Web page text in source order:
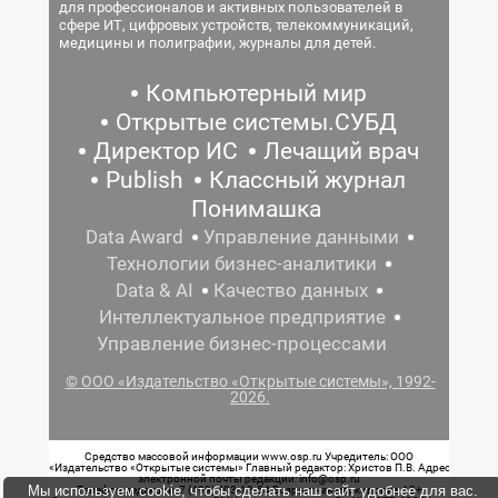
для профессионалов и активных пользователей в
сфере ИТ, цифровых устройств, телекоммуникаций,
медицины и полиграфии, журналы для детей.
Компьютерный мир
Открытые системы.СУБД
Директор ИС
Лечащий врач
Publish
Классный журнал
Понимашка
Data Award
Управление данными
Технологии бизнес-аналитики
Data & AI
Качество данных
Интеллектуальное предприятие
Управление бизнес-процессами
© ООО «Издательство «Открытые системы», 1992-
2026.
Средство массовой информации www.osp.ru Учредитель: ООО
«Издательство «Открытые системы» Главный редактор: Христов П.В. Адрес
электронной почты редакции: info@osp.ru
Телефон редакции: 7 (499) 703-18-54 Возрастная маркировка: 12+
Мы используем cookie, чтобы сделать наш сайт удобнее для вас.